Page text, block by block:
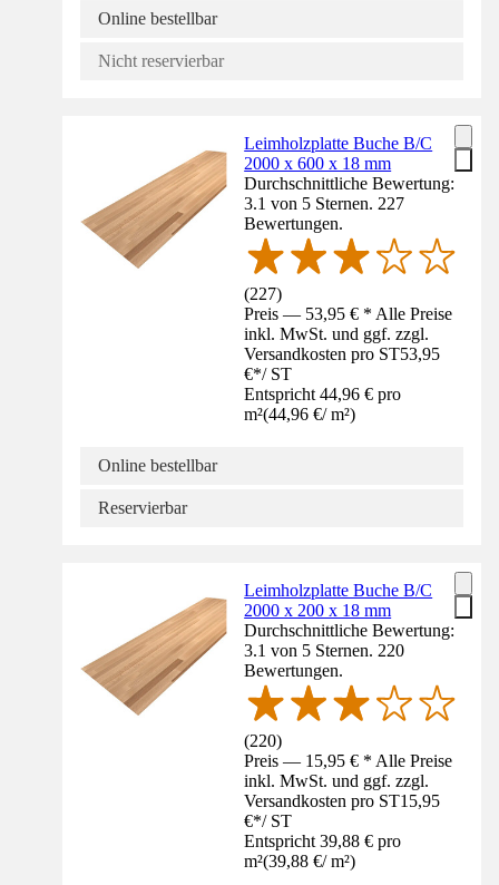
Online bestellbar
Nicht reservierbar
Leimholzplatte Buche B/C
2000 x 600 x 18 mm
Durchschnittliche Bewertung:
3.1 von 5 Sternen. 227
Bewertungen.
(227)
Preis — 53,95 € * Alle Preise
inkl. MwSt. und ggf. zzgl.
Versandkosten pro ST53,95
€*/ ST
Entspricht 44,96 € pro
m²(44,96 €/ m²)
Online bestellbar
Reservierbar
Leimholzplatte Buche B/C
2000 x 200 x 18 mm
Durchschnittliche Bewertung:
3.1 von 5 Sternen. 220
Bewertungen.
(220)
Preis — 15,95 € * Alle Preise
inkl. MwSt. und ggf. zzgl.
Versandkosten pro ST15,95
€*/ ST
Entspricht 39,88 € pro
m²(39,88 €/ m²)